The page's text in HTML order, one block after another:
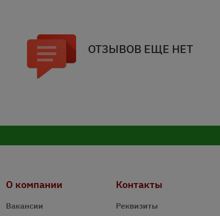
ОТЗЫВОВ ЕЩЕ НЕТ
О компании
Вакансии
Контакты
Реквизиты